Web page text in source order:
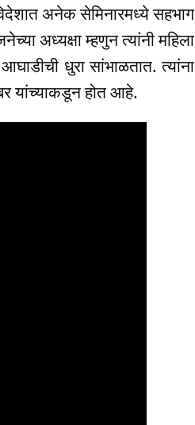
अनेक सेमिनारमध्ये सहभाग
अध्यक्षा म्हणुन त्यांनी महिला
धुरा सांभाळतात. त्यांना
यांच्याकडून होत आहे.